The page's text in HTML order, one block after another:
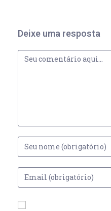
Deixe uma resposta